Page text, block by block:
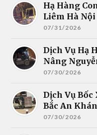
Hạ Hàng
Liêm Hà
07/31/2026
Dịch Vụ Hạ
Nâng
07/30/2026
Dịch Vụ Bốc
Bắc An
07/30/2026